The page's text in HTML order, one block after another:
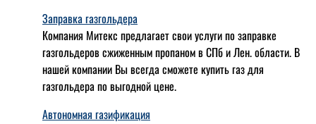
Заправка газгольдера
Компания Митекс предлагает свои услуги по заправке
газгольдеров сжиженным пропаном в СПб и Лен. области. В
нашей компании Вы всегда сможете купить газ для
газгольдера по выгодной цене.
Автономная газификация